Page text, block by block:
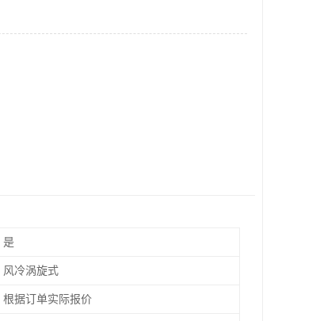
是
风冷涡旋式
根据订单实际报价